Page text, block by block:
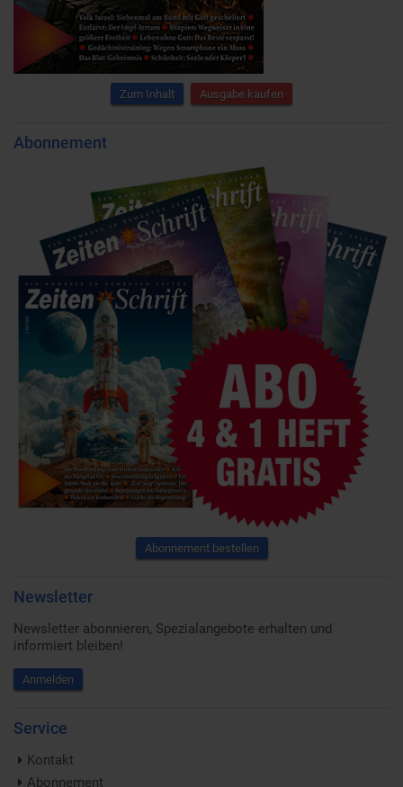
Zum Inhalt Ausgabe kaufen
Abonnement
Abonnement bestellen
Newsletter
Newsletter abonnieren, Spezialangebote erhalten und
informiert bleiben!
Anmelden
Service
Kontakt
Abonnement